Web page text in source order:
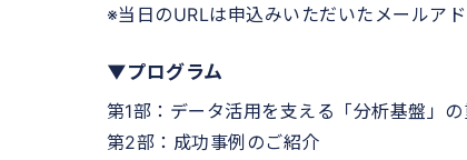
※当日のURLは申込みいただいたメールア
▼プログラム
第1部：データ活用を支える「分析基盤」
第2部：成功事例のご紹介